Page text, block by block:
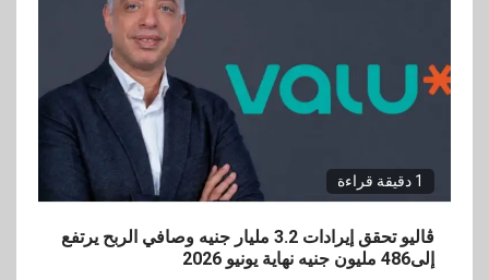
بالرئيس التنفيذي والعضو المنتدب
لبنك saib لبحث تعزيز التعاون
1 دقيقة قراءة
ڤاليو تحقق إيرادات 3.2 مليار جنيه وصافي الربح يرتفع
إلى486 مليون جنيه نهاية يونيو 2026